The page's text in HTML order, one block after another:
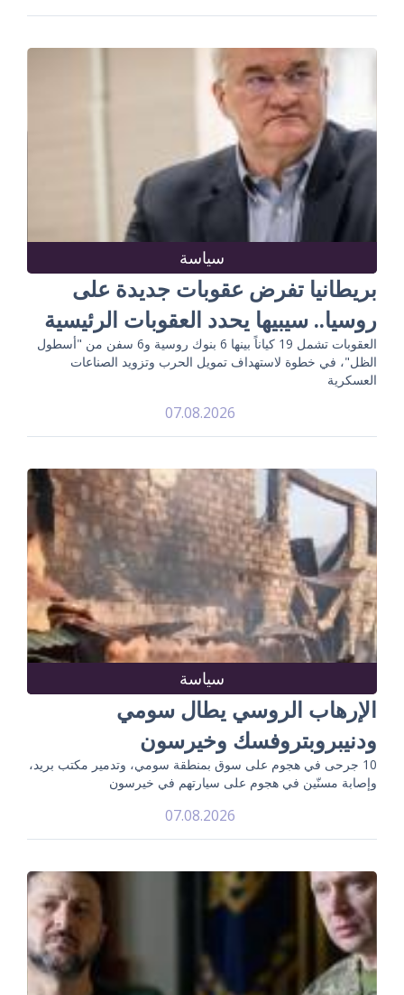
سياسة
بريطانيا تفرض عقوبات جديدة على
روسيا.. سيبيها يحدد العقوبات الرئيسية
العقوبات تشمل 19 كياناً بينها 6 بنوك روسية و6 سفن من "أسطول
الظل"، في خطوة لاستهداف تمويل الحرب وتزويد الصناعات
العسكرية
07.08.2026
سياسة
الإرهاب الروسي يطال سومي
ودنيبروبتروفسك وخيرسون
10 جرحى في هجوم على سوق بمنطقة سومي، وتدمير مكتب بريد،
وإصابة مسنّين في هجوم على سيارتهم في خيرسون
07.08.2026